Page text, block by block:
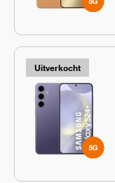
Uitverkocht